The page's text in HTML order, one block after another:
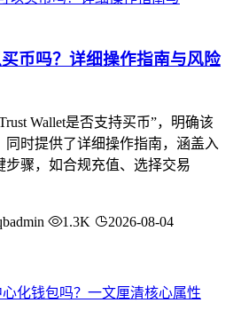
币吗？详细操作指南与风险
Wallet是否支持买币”，明确该
同时提供了详细操作指南，涵盖入
步骤，如合规充值、选择交易
1.3K 2026-08-04